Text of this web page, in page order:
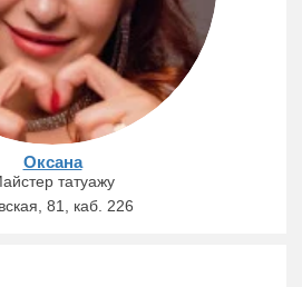
Оксана
татуажу
81, каб. 226